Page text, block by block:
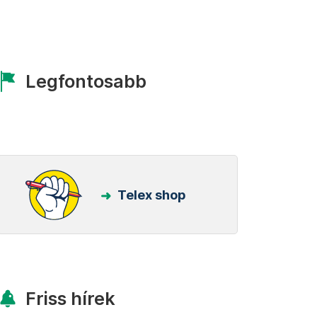
Legfontosabb
Telex shop
Friss hírek